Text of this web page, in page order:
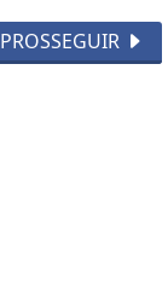
PROSSEGUIR